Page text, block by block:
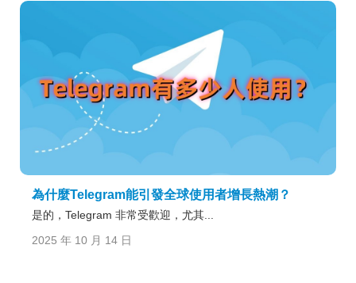
為什麼Telegram能引發全球使用者增長熱潮？
是的，Telegram 非常受歡迎，尤其...
2025 年 10 月 14 日